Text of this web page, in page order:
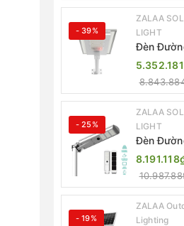
GMX01
- 39%
ZALAA
LIGHT
Đèn
Lượng
Nhôm
ZL-BWH
IP65
- 25%
ZALAA
LIGHT
Đèn
Lượng
Hợp
ZL-BJ04-
(80W,
- 19%
ZALAA
Lighting